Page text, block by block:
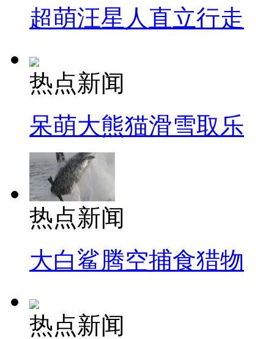
超萌汪星人直立行走
热点新闻
呆萌大熊猫滑雪取乐
热点新闻
大白鲨腾空捕食猎物
热点新闻